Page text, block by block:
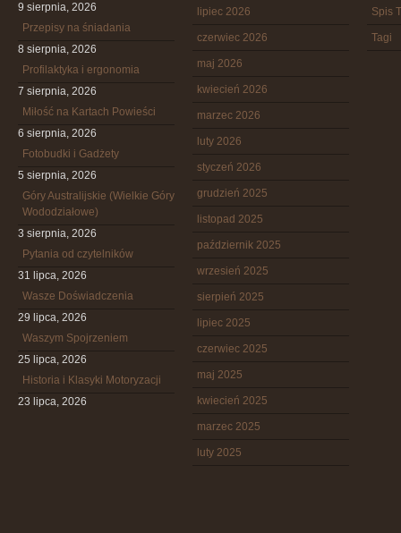
9 sierpnia, 2026
Przepisy na śniadania
8 sierpnia, 2026
Profilaktyka i ergonomia
7 sierpnia, 2026
Miłość na Kartach Powieści
6 sierpnia, 2026
Fotobudki i Gadżety
5 sierpnia, 2026
Góry Australijskie (Wielkie Góry
Wododziałowe)
3 sierpnia, 2026
Pytania od czytelników
31 lipca, 2026
Wasze Doświadczenia
29 lipca, 2026
Waszym Spojrzeniem
25 lipca, 2026
Historia i Klasyki Motoryzacji
23 lipca, 2026
lipiec 2026
czerwiec 2026
maj 2026
kwiecień 2026
marzec 2026
luty 2026
styczeń 2026
grudzień 2025
listopad 2025
październik 2025
wrzesień 2025
sierpień 2025
lipiec 2025
czerwiec 2025
maj 2025
kwiecień 2025
marzec 2025
luty 2025
Spis
Tagi